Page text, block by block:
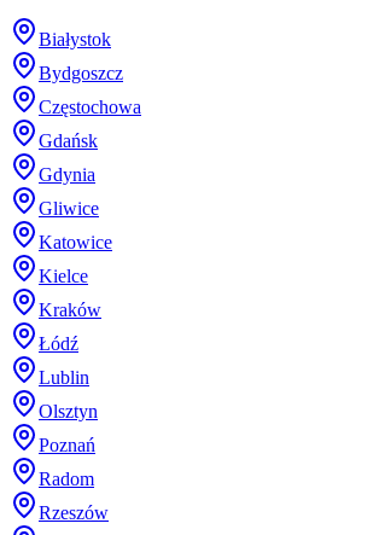
Białystok
Bydgoszcz
Częstochowa
Gdańsk
Gdynia
Gliwice
Katowice
Kielce
Kraków
Łódź
Lublin
Olsztyn
Poznań
Radom
Rzeszów